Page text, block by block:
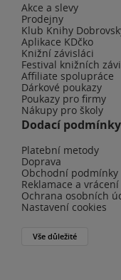
Akce a slevy
Prodejny
Klub Knihy
Aplikace KDčko
Knižní závisláci
Festival knižních
Affiliate spolupráce
Dárkové poukazy
Poukazy pro firmy
Nákupy pro školy
Dodací podmínky
Platební metody
Doprava
Obchodní podmínky
Reklamace a vrácení
Ochrana osobních
Nastavení cookies
Vše důležité